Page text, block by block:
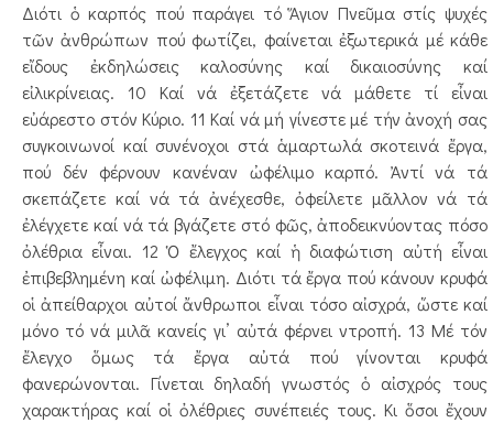
Διότι ὁ καρπός πού παράγει τό Ἅγιον Πνεῦμα στίς ψυχές
τῶν ἀνθρώπων πού φωτίζει, φαίνεται ἐξωτερικά μέ κάθε
εἴδους ἐκδηλώσεις καλοσύνης καί δικαιοσύνης καί
εἰλικρίνειας. 10 Καί νά ἐξετάζετε νά μάθετε τί εἶναι
εὐάρεστο στόν Κύριο. 11 Καί νά μή γίνεστε μέ τήν ἀνοχή σας
συγκοινωνοί καί συνένοχοι στά ἁμαρτωλά σκοτεινά ἔργα,
πού δέν φέρνουν κανέναν ὠφέλιμο καρπό. Ἀντί νά τά
σκεπάζετε καί νά τά ἀνέχεσθε, ὀφείλετε μᾶλλον νά τά
ἐλέγχετε καί νά τά βγάζετε στό φῶς, ἀποδεικνύοντας πόσο
ὀλέθρια εἶναι. 12 Ὁ ἔλεγχος καί ἡ διαφώτιση αὐτή εἶναι
ἐπιβεβλημένη καί ὠφέλιμη. Διότι τά ἔργα πού κάνουν κρυφά
οἱ ἀπείθαρχοι αὐτοί ἄνθρωποι εἶναι τόσο αἰσχρά, ὥστε καί
μόνο τό νά μιλᾶ κανείς γι’ αὐτά φέρνει ντροπή. 13 Μέ τόν
ἔλεγχο ὅμως τά ἔργα αὐτά πού γίνονται κρυφά
φανερώνονται. Γίνεται δηλαδή γνωστός ὁ αἰσχρός τους
χαρακτήρας καί οἱ ὀλέθριες συνέπειές τους. Κι ὅσοι ἔχουν